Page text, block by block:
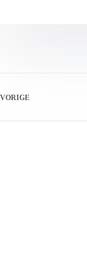
VORIGE